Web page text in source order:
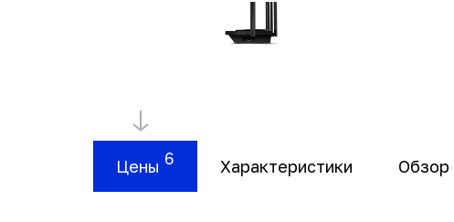
Цены 6 Характеристики Обзор